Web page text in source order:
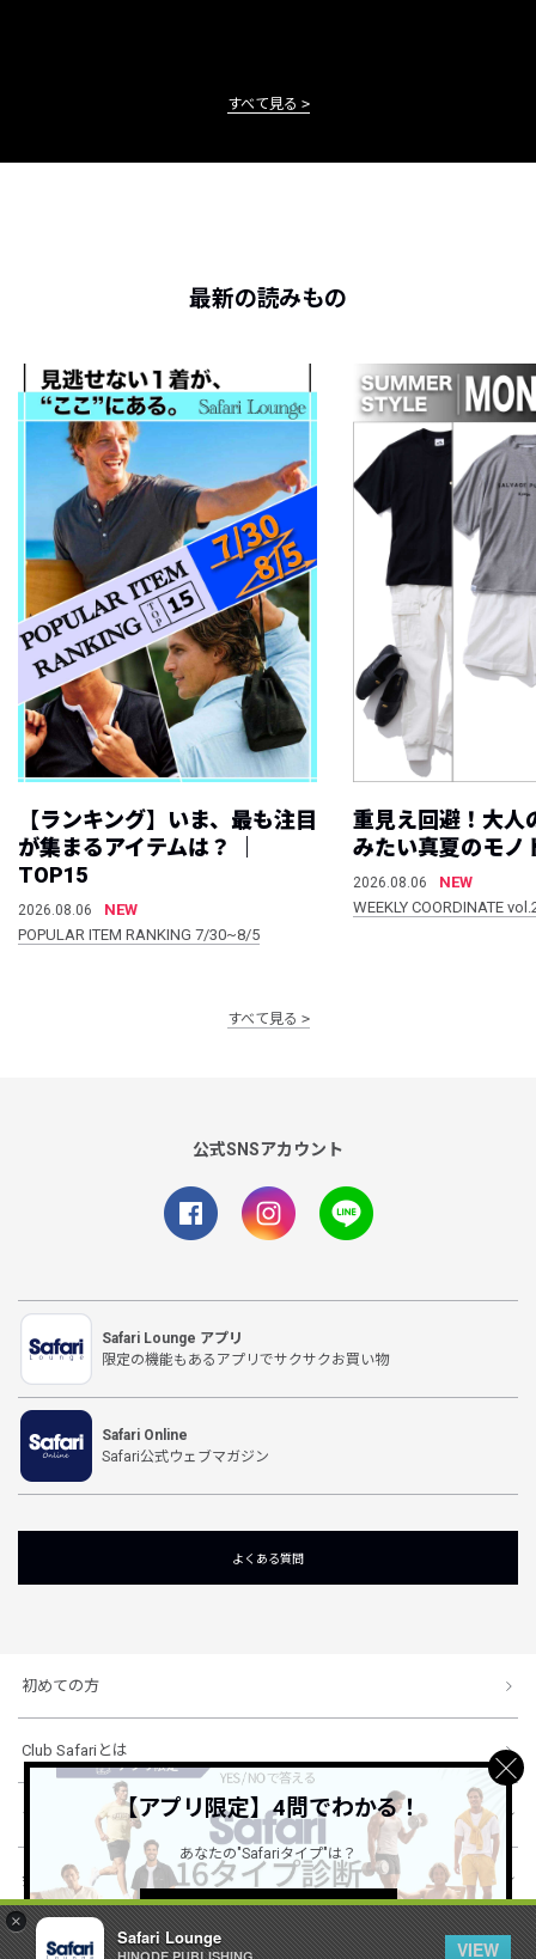
×
Safari Lounge
VIEW
すべて見る
最新の読みもの
【ランキング】いま、最も注目
が集まるアイテムは？ ｜
TOP15
2026.08.06
NEW
POPULAR ITEM RANKING 7/30~8/5
重見え回避！大人
みたい真夏のモノ
2026.08.06
NEW
WEEKLY COORDINATE
すべて見る
公式SNSアカウント
Safari Lounge アプリ
限定の機能もあるアプリでサクサクお買い物
Safari Online
Safari公式ウェブマガジン
よくある質問
初めての方
Club Safariとは
ショッピングガイド
会社概要・規約
【アプリ限定】4問でわかる！
あなたの"Safariタイプ"は？
詳しくはこちら ＞